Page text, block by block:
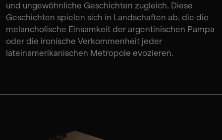
und ungewöhnliche Geschichten zugleich. Diese
Geschichten spielen sich in Landschaften ab, die die
melancholische Einsamkeit der argentinischen Pampa
oder die ironische Verkommenheit jeder
lateinamerikanischen Metropole evozieren.